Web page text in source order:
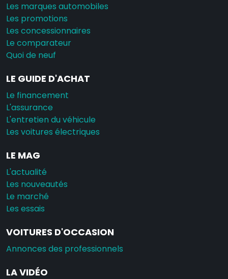
Les marques automobiles
Les promotions
Les concessionnaires
Le comparateur
Quoi de neuf
LE GUIDE D'ACHAT
Le financement
L'assurance
L'entretien du véhicule
Les voitures électriques
LE MAG
L'actualité
Les nouveautés
Le marché
Les essais
VOITURES D'OCCASION
Annonces des professionnels
LA VIDÉO